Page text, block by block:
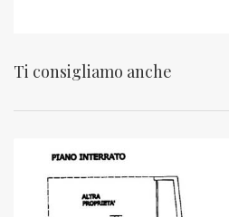
Ti consigliamo anche